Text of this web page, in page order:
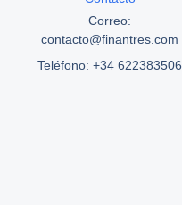
Correo:
contacto@finantres.com
Teléfono: +34 622383506